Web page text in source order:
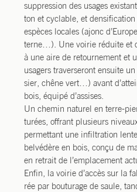
sup­pres­sion des usages
ton et cyclable, et den­si­fi­ca­tion
espèces locales (ajonc
terne…). Une voi­rie réduite et
à une aire de retour­ne­ment et
usa­gers tra­ver­se­ront ensuite
sier, chêne vert…) avant
bois, équi­pé d’assises.
Un che­min natu­rel en terre-
tu­rées, offrant plu­sieurs
per­met­tant une infil­tra­tion
bel­vé­dère en bois, conçu de
en retrait de l’emplacement
Enfin, la voi­rie d’accès sur la
rée par bou­tu­rage de saule,